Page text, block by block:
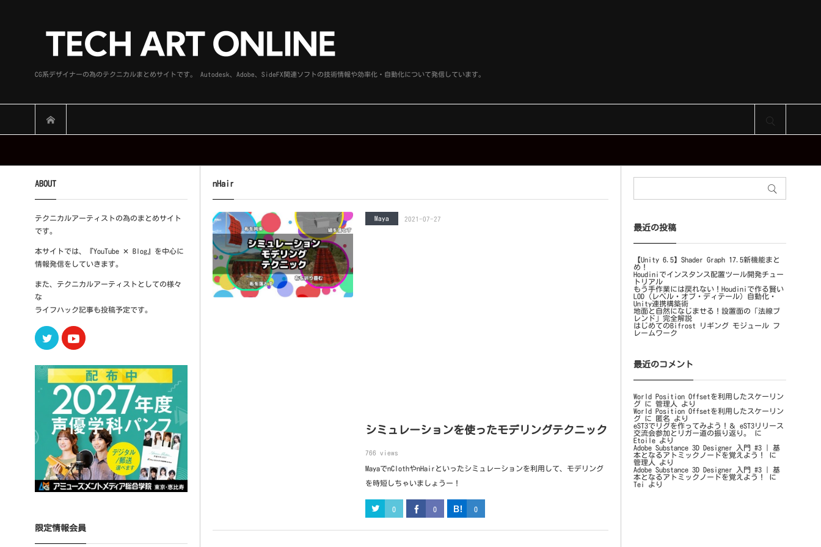
CG系デザイナーの為のテクニカルまとめサイトです。 Autodesk、Adobe、SideFX関連ソフトの技術情報や効率化・自動化について発信しています。
nHair
Maya 2021-07-27
シミュレーションを使ったモデリングテクニック
766 views
MayaでnClothやnHairといったシミュレーションを利用して、モデリング
を時短しちゃいましょうー！
0 0 0
ABOUT
テクニカルアーティストの為のまとめサイト
です。
本サイトでは、『YouTube ✕ Blog』を中心に
情報発信をしていきます。
また、テクニカルアーティストとしての様々
な
ライフハック記事も投稿予定です。
Twitter
限定情報会員
最近の投稿
【Unity 6.5】Shader Graph 17.5新機能まと
め！
Houdiniでインスタンス配置ツール開発チュー
トリアル
もう手作業には戻れない！Houdiniで作る賢い
LOD（レベル・オブ・ディテール）自動化・
Unity連携構築術
地面と自然になじませる！設置面の「法線ブ
レンド」完全解説
はじめてのBifrost リギング モジュール フ
レームワーク
最近のコメント
World Position Offsetを利用したスケーリン
グ に 管理人
より
World Position Offsetを利用したスケーリン
グ に 匿名 より
eST3でリグを作ってみよう！＆ eST3リリース
交流会参加とリガー道の振り返り。
に
Etoile より
Adobe Substance 3D Designer 入門 #3 | 基
本となるアトミックノードを覚えよう！
に
管理人
より
Adobe Substance 3D Designer 入門 #3 | 基
本となるアトミックノードを覚えよう！
に
Tei
より